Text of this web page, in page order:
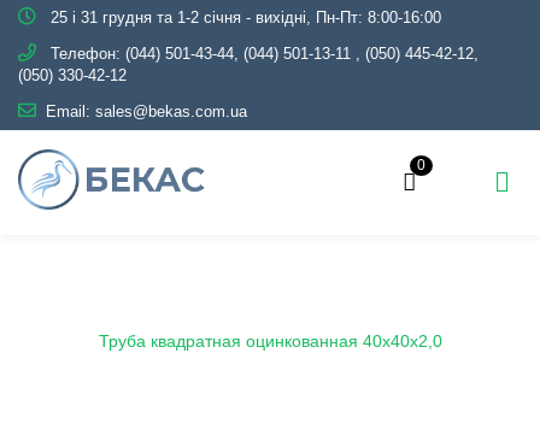
25 і 31 грудня та 1-2 січня - вихідні, Пн-Пт: 8:00-16:00
Телефон: (044) 501-43-44, (044) 501-13-11 , (050) 445-42-12,
(050) 330-42-12
Email: sales@bekas.com.ua
0
Труба квадратная оцинкованная 40х40х2,0